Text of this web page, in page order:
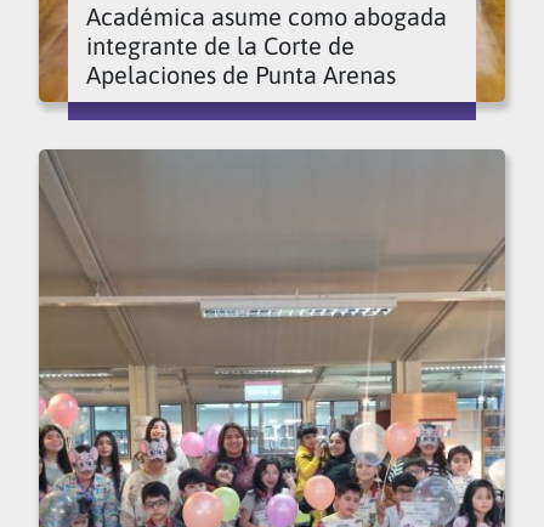
Académica asume como abogada
integrante de la Corte de
Apelaciones de Punta Arenas